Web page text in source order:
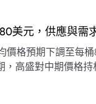
美元，供應與需
價格預期下調至每
高盛對中期價格持
西、圭亞那、委